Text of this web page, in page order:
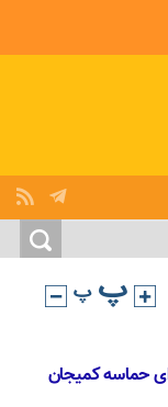
حماسه کمیجان